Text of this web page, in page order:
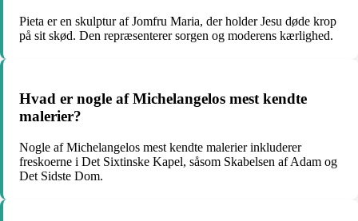
Pieta er en skulptur af Jomfru Maria, der holder Jesu døde krop
på sit skød. Den repræsenterer sorgen og moderens kærlighed.
Hvad er nogle af Michelangelos mest kendte
malerier?
Nogle af Michelangelos mest kendte malerier inkluderer
freskoerne i Det Sixtinske Kapel, såsom Skabelsen af Adam og
Det Sidste Dom.